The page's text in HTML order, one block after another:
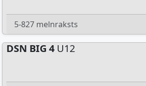
5-827 melnraksts
DSN BIG 4 U12